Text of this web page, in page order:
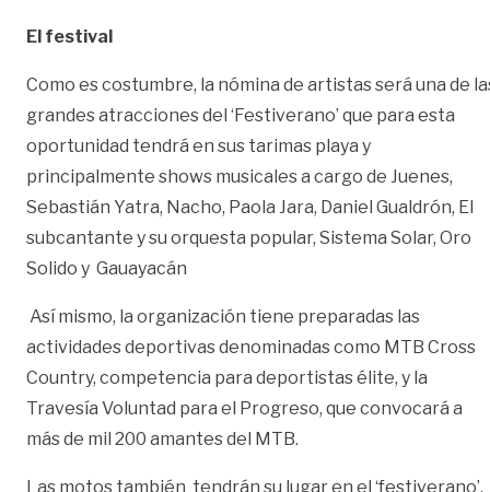
El festival
Como es costumbre, la nómina de artistas será una de
grandes atracciones del ‘Festiverano’ que para esta
oportunidad tendrá en sus tarimas playa y
principalmente shows musicales a cargo de Juenes,
Sebastián Yatra, Nacho, Paola Jara, Daniel Gualdrón, El
subcantante y su orquesta popular, Sistema Solar, Oro
Solido y Gauayacán
Así mismo, la organización tiene preparadas las
actividades deportivas denominadas como MTB Cross
Country, competencia para deportistas élite, y la
Travesía Voluntad para el Progreso, que convocará a
más de mil 200 amantes del MTB.
Las motos también tendrán su lugar en el ‘festiverano’.